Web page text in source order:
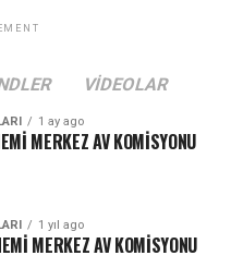
VIDEOLAR
1 ay ago
MERKEZ AV KOMİSYONU
1 yıl ago
MERKEZ AV KOMİSYONU